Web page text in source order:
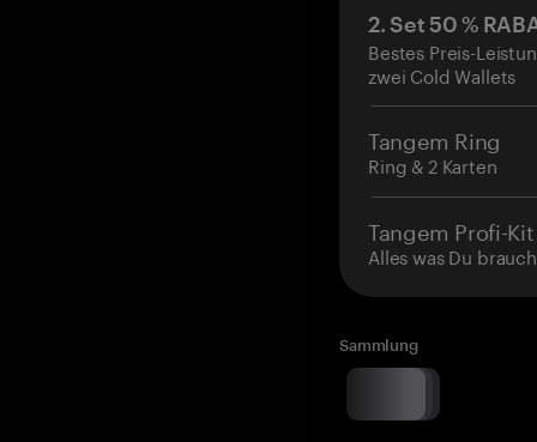
2. Set 50 %
Bestes Preis-
zwei Cold Wallets
Tangem Ring
Ring & 2 Karten
Tangem Profi-Kit
Alles was Du
Sammlung